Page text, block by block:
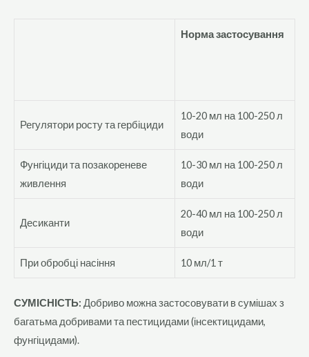
Норма застосування
Регулятори росту та гербіциди
10-20 мл на 100-250 л
води
Фунгіциди та позакореневе
живлення
10-30 мл на 100-250 л
води
Десиканти
20-40 мл на 100-250 л
води
При обробці насіння 10 мл/1 т
СУМІСНІСТЬ: Добриво можна застосовувати в сумішах з
багатьма добривами та пестицидами (інсектицидами,
фунгіцидами).